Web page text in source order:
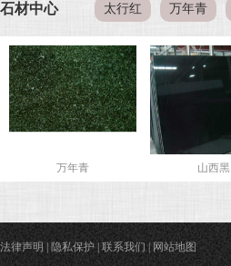
石材中心 太行红 万年青
万年青 山西黑
法律声明 隐私保护| 联系我们| 网站地图